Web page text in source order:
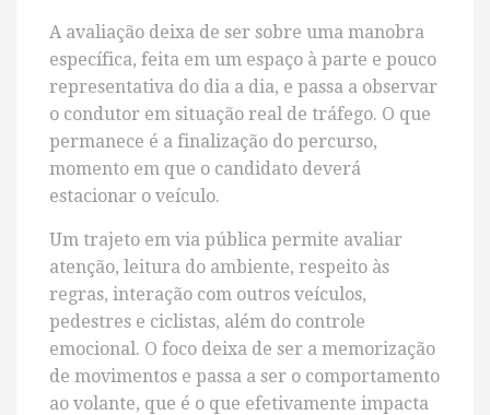
A avaliação deixa de ser sobre uma manobra
específica, feita em um espaço à parte e pouco
representativa do dia a dia, e passa a observar
o condutor em situação real de tráfego. O que
permanece é a finalização do percurso,
momento em que o candidato deverá
estacionar o veículo.
Um trajeto em via pública permite avaliar
atenção, leitura do ambiente, respeito às
regras, interação com outros veículos,
pedestres e ciclistas, além do controle
emocional. O foco deixa de ser a memorização
de movimentos e passa a ser o comportamento
ao volante, que é o que efetivamente impacta